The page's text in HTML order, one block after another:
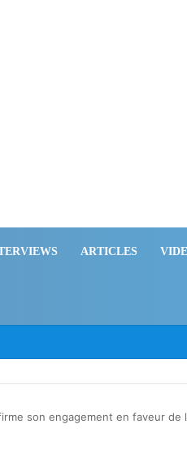
ARTICLES
son engagement en faveur de